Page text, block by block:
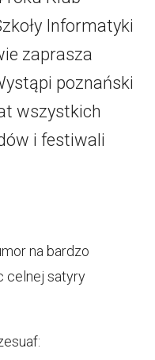
Informatyki
zaprasza
poznański
wszystkich
i festiwali
na bardzo
celnej satyry